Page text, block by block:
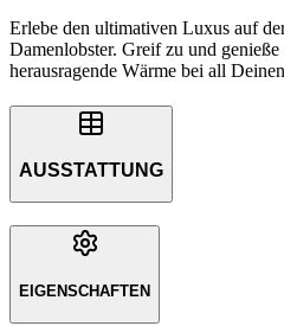
Erlebe den ultimativen Luxus auf
Damenlobster. Greif zu und
herausragende Wärme bei all
AUSSTATTUNG
EIGENSCHAFTEN